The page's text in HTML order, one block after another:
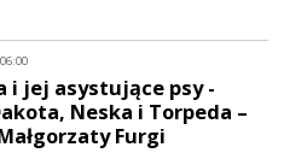
i jej asystujące psy -
Neska i Torpeda –
Furgi